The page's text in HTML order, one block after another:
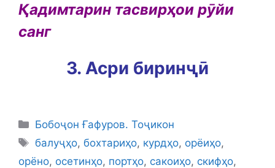
Қадимтарин тасвирҳои рӯйи
санг
3. Асри биринҷӣ
Categories
Бобоҷон Ғафуров. Тоҷикон
Tags
балуҷҳо,бохтариҳо, курдҳо, орёиҳо,
орёно, осетинҳо, портҳо, сакоиҳо, скифҳо,